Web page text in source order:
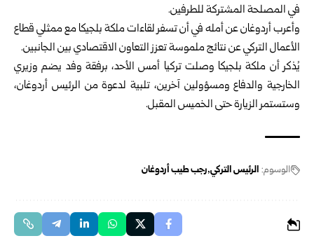
في المصلحة المشتركة للطرفين.
وأعرب أردوغان عن أمله في أن تسفر لقاءات ملكة بلجيكا مع ممثلي قطاع
الأعمال التركي عن نتائج ملموسة تعزز التعاون الاقتصادي بين الجانبين.
يُذكر أن ملكة بلجيكا وصلت تركيا أمس الأحد، برفقة وفد يضم وزيري
الخارجية والدفاع ومسؤولين آخرين، تلبية لدعوة من الرئيس أردوغان،
وستستمر الزيارة حتى الخميس المقبل.
الوسوم: الرئيس التركي رجب طيب أردوغان